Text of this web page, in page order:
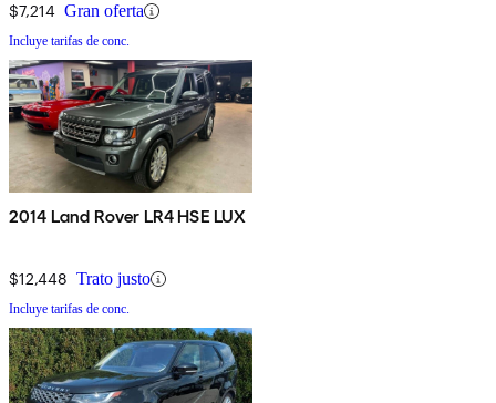
$7,214 Gran oferta
Incluye tarifas de conc.
2014 Land Rover LR4 HSE LUX
$12,448 Trato justo
Incluye tarifas de conc.